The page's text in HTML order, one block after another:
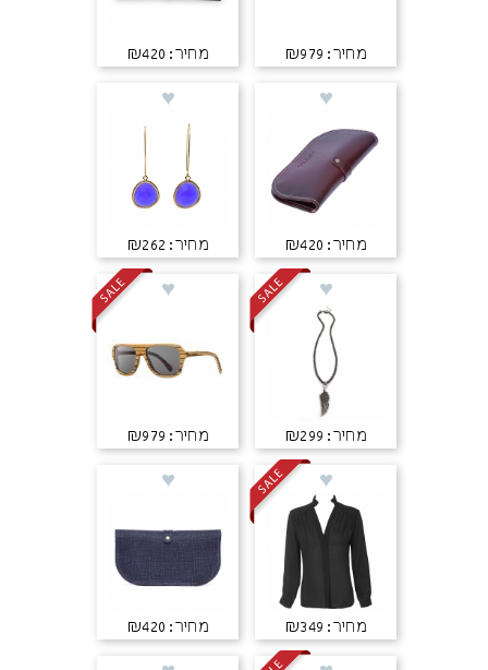
מחיר: ₪979 מחיר: ₪420
מחיר: ₪420 מחיר: ₪262
מחיר: ₪299 מחיר: ₪979
מחיר: ₪349 מחיר: ₪420